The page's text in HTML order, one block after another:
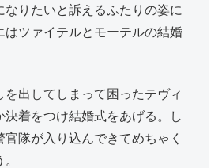
なりたいと訴えるふたりの姿に
はツァイテルとモーテルの結婚
を出してしまって困ったテヴィ
決着をつけ結婚式をあげる。し
隊が入り込んできてめちゃく